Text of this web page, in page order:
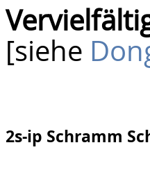
[siehe
2s-ip Schramm